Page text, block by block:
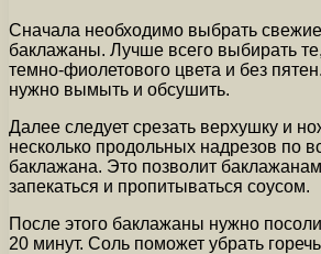
Сначала необходимо выбрать
баклажаны. Лучше всего выбирать
темно-фиолетового цвета и без
нужно вымыть и обсушить.
Далее следует срезать верхушку и
несколько продольных надрезов по
баклажана. Это позволит
запекаться и пропитываться соусом.
После этого баклажаны нужно
20 минут. Соль поможет убрать